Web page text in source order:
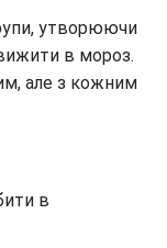
утворюючи
вижити в мороз.
але з кожним
в